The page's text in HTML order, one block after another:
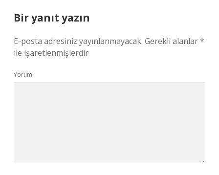
Bir yanıt yazın
E-posta adresiniz yayınlanmayacak. Gerekli alanlar*
ile işaretlenmişlerdir
Yorum